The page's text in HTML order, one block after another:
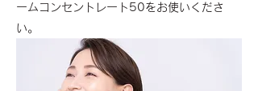
ームコンセントレート50をお使いくださ
い。